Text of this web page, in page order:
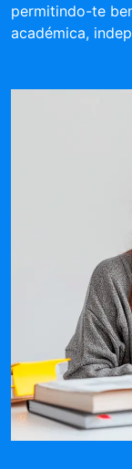
permitindo-te
académica,